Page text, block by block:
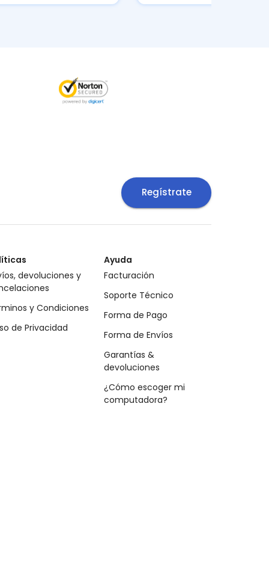
Regístrate
devoluciones y
y Condiciones
de Privacidad
Ayuda
Facturación
Soporte Técnico
Forma de Pago
Forma de Envíos
Garantías &
devoluciones
¿Cómo escoger mi
computadora?